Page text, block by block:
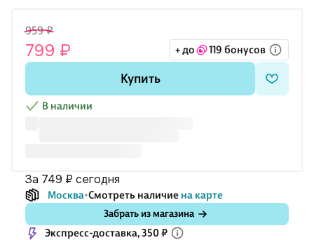
тайны прошлого. За счёт этого текст работает не только как
история чувств, но и как рассказ о сопротивлении системе,
которая привыкла не спрашивать согласия.
О чём книга
959 ₽
799 ₽ + до 119 бонусов
Купить
В наличии
за 749 ₽ сегодня
Москва Смотреть наличие на карте
Забрать из магазина
Экспресс-доставка, 350 ₽